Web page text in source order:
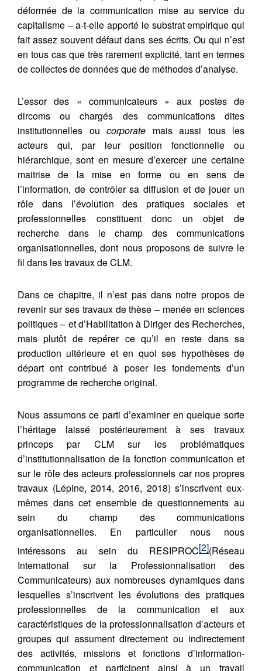
déformée de la communication mise au service du
capitalisme – a-t-elle apporté le substrat empirique qui
fait assez souvent défaut dans ses écrits. Ou qui n’est
en tous cas que très rarement explicité, tant en termes
de collectes de données que de méthodes d’analyse.
L’essor des « communicateurs » aux postes de
dircoms ou chargés des communications dites
institutionnelles ou corporate mais aussi tous les
acteurs qui, par leur position fonctionnelle ou
hiérarchique, sont en mesure d’exercer une certaine
maitrise de la mise en forme ou en sens de
l’information, de contrôler sa diffusion et de jouer un
rôle dans l’évolution des pratiques sociales et
professionnelles constituent donc un objet de
recherche dans le champ des communications
organisationnelles, dont nous proposons de suivre le
fil dans les travaux de CLM.
Dans ce chapitre, il n’est pas dans notre propos de
revenir sur ses travaux de thèse – menée en sciences
politiques – et d’Habilitation à Diriger des Recherches,
mais plutôt de repérer ce qu’il en reste dans sa
production ultérieure et en quoi ses hypothèses de
départ ont contribué à poser les fondements d’un
programme de recherche original.
Nous assumons ce parti d’examiner en quelque sorte
l’héritage laissé postérieurement à ses travaux
princeps par CLM sur les problématiques
d’institutionnalisation de la fonction communication et
sur le rôle des acteurs professionnels car nos propres
travaux (Lépine, 2014, 2016, 2018) s’inscrivent eux-
mêmes dans cet ensemble de questionnements au
sein du champ des communications
organisationnelles. En particulier nous nous
intéressons au sein du RESIPROC[2](Réseau
International sur la Professionnalisation des
Communicateurs) aux nombreuses dynamiques dans
lesquelles s’inscrivent les évolutions des pratiques
professionnelles de la communication et aux
caractéristiques de la professionnalisation d’acteurs et
groupes qui assument directement ou indirectement
des activités, missions et fonctions d’information-
communication et participent ainsi à un travail